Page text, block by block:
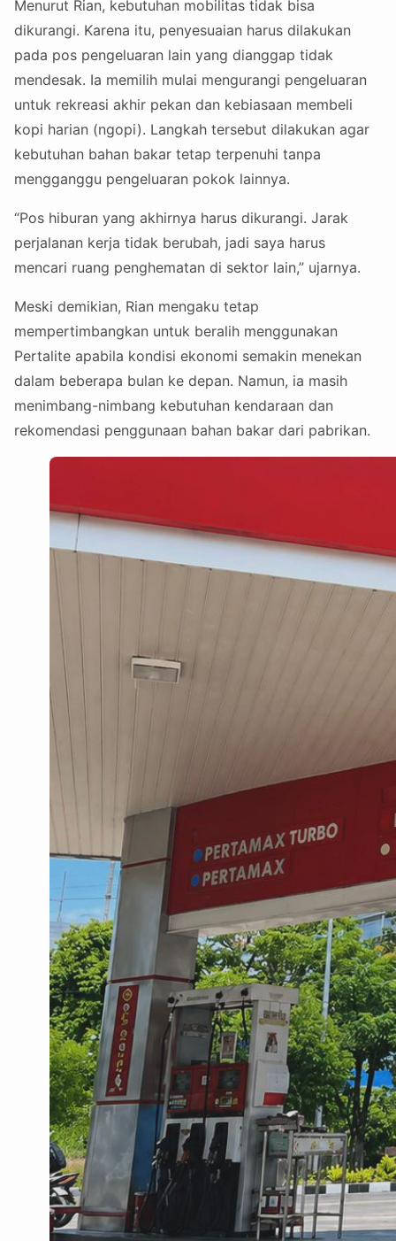
Menurut Rian, kebutuhan mobilitas tidak bisa
dikurangi. Karena itu, penyesuaian harus dilakukan
pada pos pengeluaran lain yang dianggap tidak
mendesak. Ia memilih mulai mengurangi pengeluaran
untuk rekreasi akhir pekan dan kebiasaan membeli
kopi harian (ngopi). Langkah tersebut dilakukan agar
kebutuhan bahan bakar tetap terpenuhi tanpa
mengganggu pengeluaran pokok lainnya.
“Pos hiburan yang akhirnya harus dikurangi. Jarak
perjalanan kerja tidak berubah, jadi saya harus
mencari ruang penghematan di sektor lain,” ujarnya.
Meski demikian, Rian mengaku tetap
mempertimbangkan untuk beralih menggunakan
Pertalite apabila kondisi ekonomi semakin menekan
dalam beberapa bulan ke depan. Namun, ia masih
menimbang-nimbang kebutuhan kendaraan dan
rekomendasi penggunaan bahan bakar dari pabrikan.